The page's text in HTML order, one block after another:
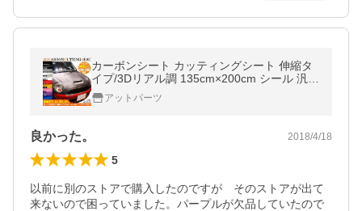
カーボンシート カッティングシート 伸縮タ
イプ/3Dリアル調 135cm×200cm シール 汎用
ラッピングシート DIY カスタム シート パー
ツ アットパーツ
良かった。 2018/4/18
5
以前に別のストアで購入したのですが　そのストアが出て
来ないので困っていました。パープルが欠品していたので